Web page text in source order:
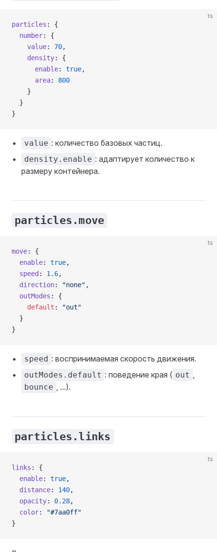
ts
particles : {
  number
: {
    value
: 70,
    density
: {
      enable
: true,
      area
: 800
    }
  }
}
value : количество базовых частиц.
density.enable : адаптирует количество к
размеру контейнера.
particles.move
ts
move: {
  enable
: true,
  speed
: 1.6,
  direction
: "none" ,
  outModes
: {
    default
:
"out"
  }
}
speed : воспринимаемая скорость движения.
outModes.default : поведение края ( out
bounce , ...).
particles.links
ts
links : {
  enable
: true,
  distance
: 140,
  opacity
: 0.28,
  color
:
"#7aa0ff"
}